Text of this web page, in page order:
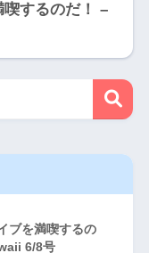
するのだ！ –
ブを満喫するの
6/8号